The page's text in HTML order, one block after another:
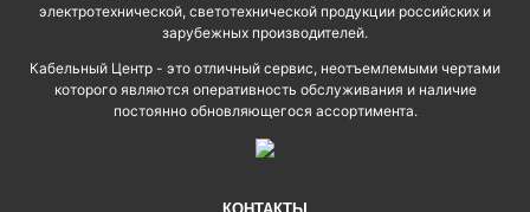
электротехнической, светотехнической продукции российских и
зарубежных производителей.
Кабельный Центр - это отличный сервис, неотъемлемыми чертами
которого являются оперативность обслуживания и наличие
постоянно обновляющегося ассортимента.